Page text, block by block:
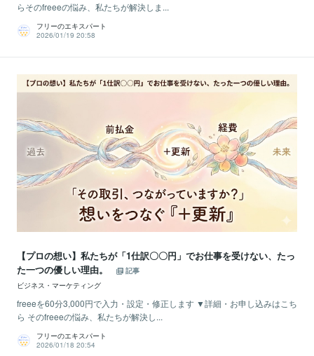
らそのfreeeの悩み、私たちが解決しま...
フリーのエキスパート
2026/01/19 20:58
【プロの想い】私たちが「1仕訳〇〇円」でお仕事を受けない、たっ
た一つの優しい理由。
記事
ビジネス・マーケティング
freeeを60分3,000円で入力・設定・修正します ▼詳細・お申し込みはこち
ら そのfreeeの悩み、私たちが解決し...
フリーのエキスパート
2026/01/18 20:54